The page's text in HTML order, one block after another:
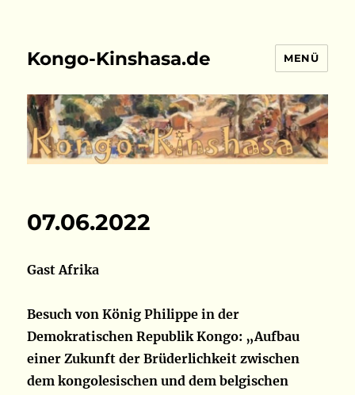
Kongo-Kinshasa.de MENÜ
07.06.2022
Gast Afrika
Besuch von König Philippe in der
Demokratischen Republik Kongo: „Aufbau
einer Zukunft der Brüderlichkeit zwischen
dem kongolesischen und dem belgischen